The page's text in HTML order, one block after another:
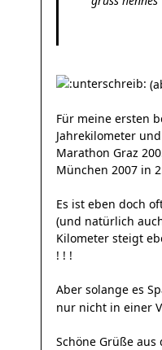
Für meine ersten
Jahrekilometer
Marathon Graz
München 2007 in
Es ist eben doch
(und natürlich
Kilometer steigt
! ! !
Aber solange es
nur nicht in einer
Schöne Grüße